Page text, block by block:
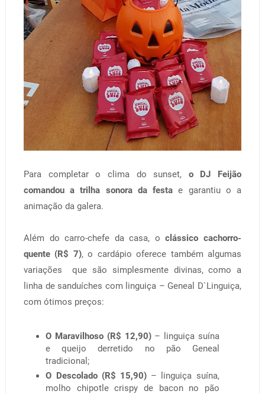
Para completar o clima do sunset, o DJ Feijão
comandou a trilha sonora da festa e garantiu o a
animação da galera.
Além do carro-chefe da casa, oclássico cachorro-
quente (R$ 7), o cardápio oferece também algumas
variações que são simplesmente divinas, como a
linha de sanduíches com linguiça – Geneal D`Linguiça,
com ótimos preços:
O Maravilhoso (R$ 12,90) – linguiça suína
e queijo derretido no pão Geneal
tradicional;
O Descolado (R$ 15,90) – linguiça suína,
molho chipotle crispy de bacon no pão